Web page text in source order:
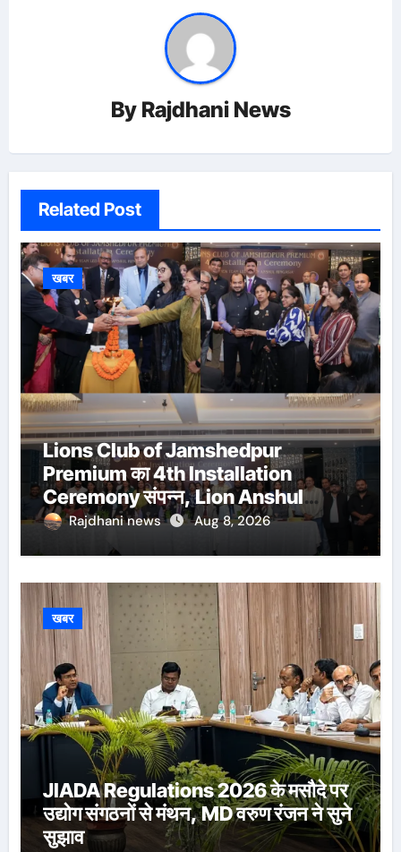
By Rajdhani News
Related Post
खबर
Lions Club of Jamshedpur
Premium का 4th Installation
Ceremony संपन्न, Lion Anshul
Ringasia ने संभाला अध्यक्ष पद
Rajdhani news Aug 8, 2026
खबर
JIADA Regulations 2026 के मसौदे पर
उद्योग संगठनों से मंथन, MD वरुण रंजन ने सुने
सुझाव